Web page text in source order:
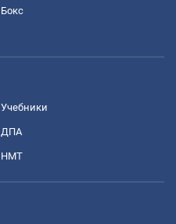
Бокс
Учебники
ДПА
НМТ